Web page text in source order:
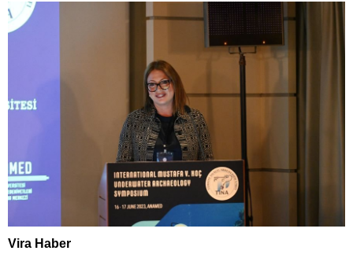
Vira Haber